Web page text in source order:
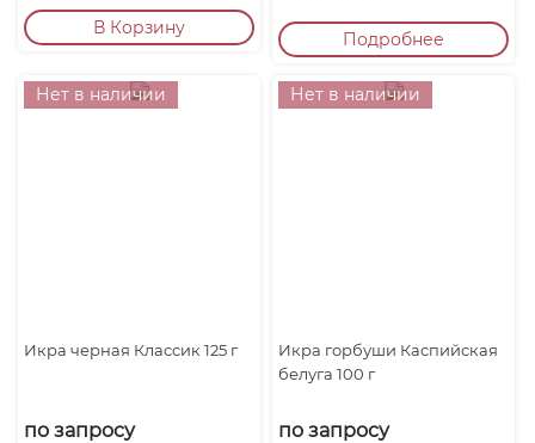
В Корзину
Подробнее
Нет в наличии
Икра черная Классик 125 г
по запросу
Нет в наличии
Икра горбуши Каспийская
белуга 100 г
по запросу